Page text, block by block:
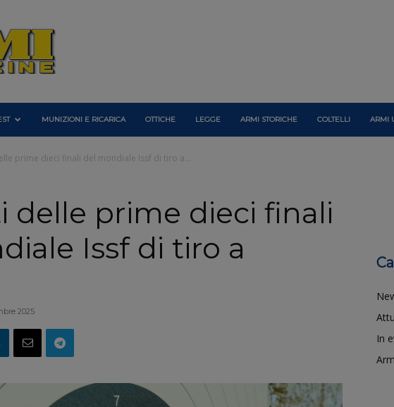
MUNIZIONI E RICARICA OTTICHE LEGGE ARMI STORICHE COLTELLI ARMI
prime dieci finali del mondiale Issf di tiro a...
delle prime dieci finali
Issf di tiro a
2025
In